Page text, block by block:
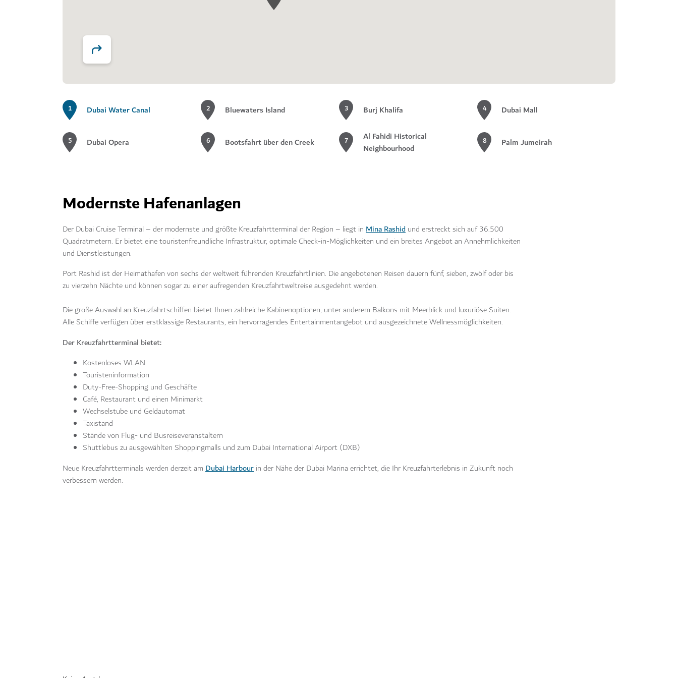
1 Dubai Water Canal 2 Bluewaters Island 3 Burj Khalifa 4 Dubai Mall
5 Dubai Opera 6 Bootsfahrt über den Creek 7
Al Fahidi Historical
Neighbourhood
8 Palm Jumeirah
Modernste Hafenanlagen
Der Dubai Cruise Terminal – der modernste und größte Kreuzfahrtterminal der Region – liegt in Mina Rashid und erstreckt sich auf 36.500
Quadratmetern. Er bietet eine touristenfreundliche Infrastruktur, optimale Check-in-Möglichkeiten und ein breites Angebot an Annehmlichkeiten
und Dienstleistungen.
Port Rashid ist der Heimathafen von sechs der weltweit führenden Kreuzfahrtlinien. Die angebotenen Reisen dauern fünf, sieben, zwölf oder bis
zu vierzehn Nächte und können sogar zu einer aufregenden Kreuzfahrtweltreise ausgedehnt werden.
Die große Auswahl an Kreuzfahrtschiffen bietet Ihnen zahlreiche Kabinenoptionen, unter anderem Balkons mit Meerblick und luxuriöse Suiten.
Alle Schiffe verfügen über erstklassige Restaurants, ein hervorragendes Entertainmentangebot und ausgezeichnete Wellnessmöglichkeiten.
Der Kreuzfahrtterminal bietet:
Kostenloses WLAN
Touristeninformation
Duty-Free-Shopping und Geschäfte
Café, Restaurant und einen Minimarkt
Wechselstube und Geldautomat
Taxistand
Stände von Flug- und Busreiseveranstaltern
Shuttlebus zu ausgewählten Shoppingmalls und zum Dubai International Airport (DXB)
Neue Kreuzfahrtterminals werden derzeit am Dubai Harbour in der Nähe der Dubai Marina errichtet, die Ihr Kreuzfahrterlebnis in Zukunft noch
verbessern werden.